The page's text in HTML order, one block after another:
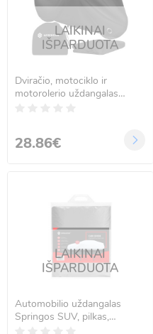
LAIKINAI
IŠPARDUOTA
Dviračio, motociklo ir
motorolerio uždangalas
28.86€
LAIKINAI
IŠPARDUOTA
Automobilio uždangalas
Springos SUV, pilkas,